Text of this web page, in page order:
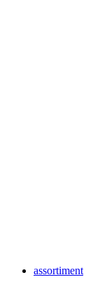
assortiment